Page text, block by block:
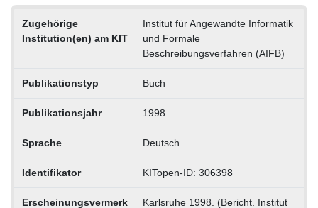
Zugehörige
Institution(en) am KIT
Institut für Angewandte Informatik
und Formale
Beschreibungsverfahren (AIFB)
Publikationstyp Buch
Publikationsjahr 1998
Sprache Deutsch
Identifikator KITopen-ID: 306398
Erscheinungsvermerk Karlsruhe 1998. (Bericht. Institut